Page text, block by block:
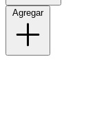
Agregar